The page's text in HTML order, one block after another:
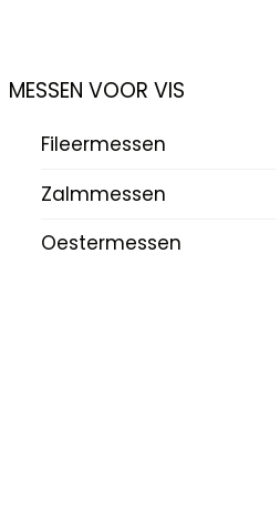
MESSEN VOOR VIS
Fileermessen
Zalmmessen
Oestermessen